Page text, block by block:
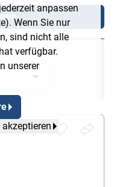
anpassen
Wenn Sie nur
sind nicht alle
verfügbar.
unserer